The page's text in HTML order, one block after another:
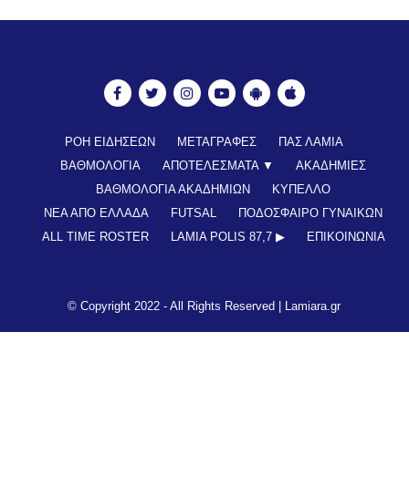
ΡΟΗ ΕΙΔΗΣΕΩΝ ΜΕΤΑΓΡΑΦΕΣ
ΠΑΣ ΛΑΜΙΑ
ΒΑΘΜΟΛΟΓΙΑ
ΑΠΟΤΕΛΕΣΜΑΤΑ ▼
ΑΚΑΔΗΜΙΕΣ
ΒΑΘΜΟΛΟΓΙΑ ΑΚΑΔΗΜΙΩΝ
ΚΥΠΕΛΛΟ
ΝΕΑ ΑΠΟ ΕΛΛΑΔΑ
FUTSAL
ΠΟΔΟΣΦΑΙΡΟ ΓΥΝΑΙΚΩΝ
ALL TIME ROSTER
LAMIA POLIS 87,7 ▶︎ ΕΠΙΚΟΙΝΩΝΊΑ
© Copyright 2022 - All Rights Reserved | Lamiara.gr